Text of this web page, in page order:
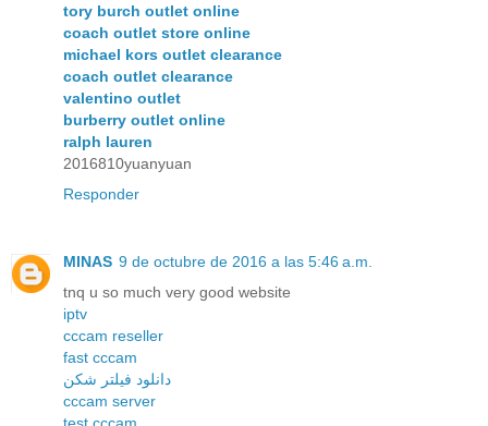
tory burch outlet online
coach outlet store online
michael kors outlet clearance
coach outlet clearance
valentino outlet
burberry outlet online
ralph lauren
2016810yuanyuan
Responder
MINAS 9 de octubre de 2016 a las 5:46 a.m.
tnq u so much very good website
iptv
cccam reseller
fast cccam
دانلود فیلتر شکن
cccam server